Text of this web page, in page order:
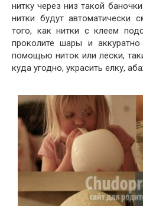
нитку через низ такой
нитки будут автоматически
того, как нитки с клеем
проколите шары и
помощью ниток или лески,
куда угодно, украсить елку,